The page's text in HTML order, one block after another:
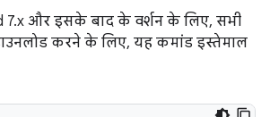
7.x और इसके बाद के वर्शन के लिए, सभी
डाउनलोड करने के लिए, यह कमांड इस्तेमाल